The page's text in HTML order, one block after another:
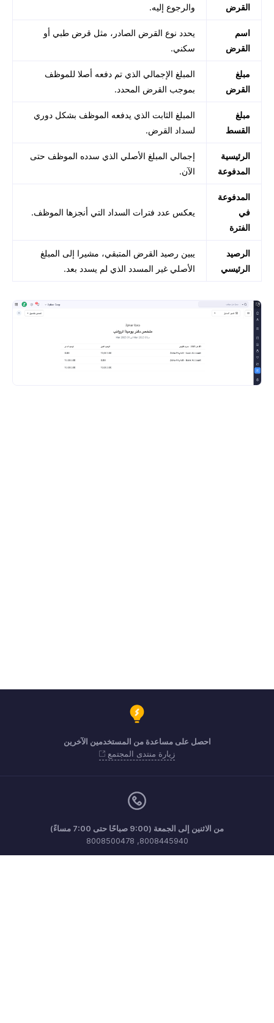
القرض
والرجوع إليه.
اسم
القرض
يحدد نوع القرض الصادر، مثل قرض طبي أو
سكني.
مبلغ
القرض
المبلغ الإجمالي الذي تم دفعه أصلا للموظف
بموجب القرض المحدد.
مبلغ
القسط
المبلغ الثابت الذي يدفعه الموظف بشكل دوري
لسداد القرض.
الرئيسية
المدفوعة
إجمالي المبلغ الأصلي الذي سدده الموظف حتى
الآن.
المدفوعة
في
الفترة
يعكس عدد فترات السداد التي أنجزها الموظف.
الرصيد
الرئيسي
يبين رصيد القرض المتبقي، مشيرا إلى المبلغ
الأصلي غير المسدد الذي لم يسدد بعد.
احصل على مساعدة من المستخدمين الآخرين
زيارة منتدى المجتمع
من الاثنين إلى الجمعة (9:00 صباحًا حتى 7:00 مساءً)
8008445940, 8008500478